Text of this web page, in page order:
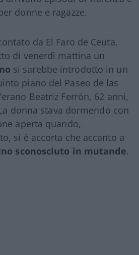
donne e ragazze.
da El Faro de Ceuta.
di venerdì mattina un
si sarebbe introdotto in un
piano del Paseo de las
Beatriz Ferrón, 62 anni,
donna stava dormendo con
aperta quando,
si è accorta che accanto a
sconosciuto in mutande.